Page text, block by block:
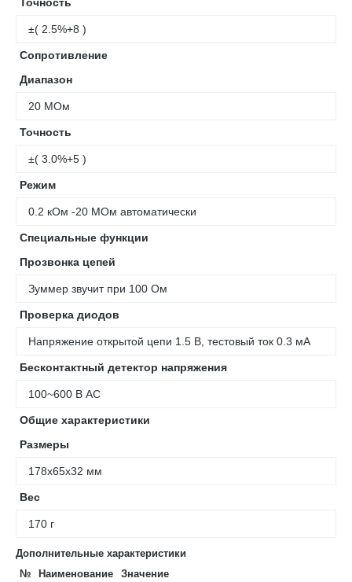
±( 2.5%+8 )
Сопротивление
Диапазон
20 МОм
Точность
±( 3.0%+5 )
Режим
0.2 кОм -20 МОм автоматически
Специальные функции
Прозвонка цепей
Зуммер звучит при 100 Ом
Проверка диодов
Напряжение открытой цепи 1.5 В, тестовый ток 0.3 мA
Бесконтактный детектор напряжения
100~600 В AC
Общие характеристики
Размеры
178х65х32 мм
Вес
170 г
Дополнительные характеристики
№
Наименование
Значение